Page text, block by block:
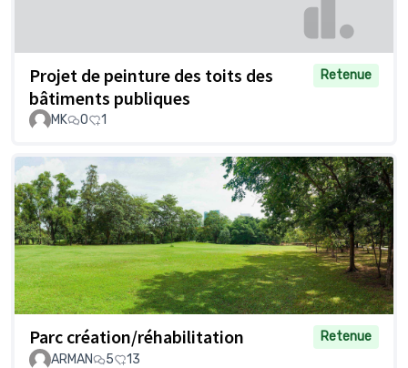
Projet de peinture des toits des
bâtiments publiques
Retenue
MK 0 1
Parc création/réhabilitation
Retenue
ARMAN
5 13